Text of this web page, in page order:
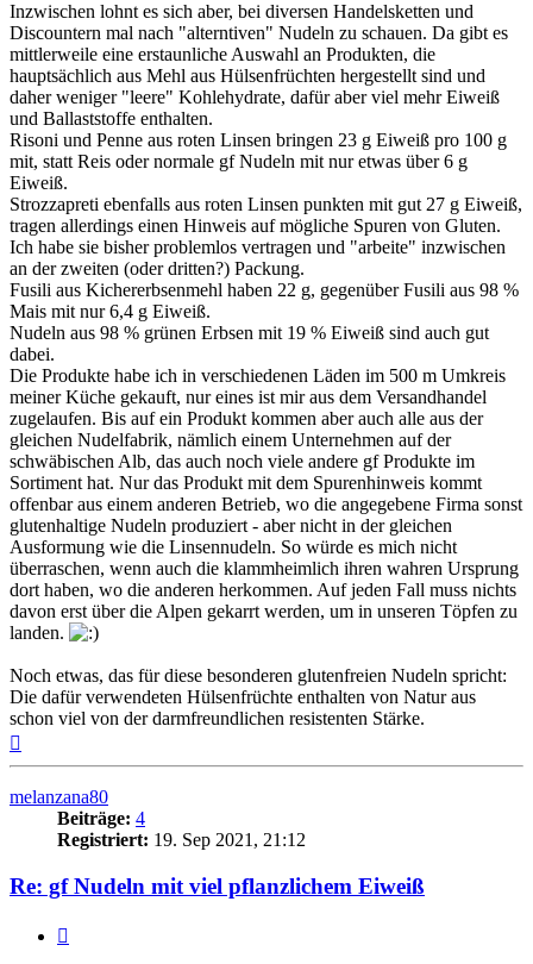
Inzwischen lohnt es sich aber, bei diversen Handelsketten und
Discountern mal nach "alterntiven" Nudeln zu schauen. Da gibt es
mittlerweile eine erstaunliche Auswahl an Produkten, die
hauptsächlich aus Mehl aus Hülsenfrüchten hergestellt sind und
daher weniger "leere" Kohlehydrate, dafür aber viel mehr Eiweiß
und Ballaststoffe enthalten.
Risoni und Penne aus roten Linsen bringen 23 g Eiweiß pro 100 g
mit, statt Reis oder normale gf Nudeln mit nur etwas über 6 g
Eiweiß.
Strozzapreti ebenfalls aus roten Linsen punkten mit gut 27 g Eiweiß,
tragen allerdings einen Hinweis auf mögliche Spuren von Gluten.
Ich habe sie bisher problemlos vertragen und "arbeite" inzwischen
an der zweiten (oder dritten?) Packung.
Fusili aus Kichererbsenmehl haben 22 g, gegenüber Fusili aus 98 %
Mais mit nur 6,4 g Eiweiß.
Nudeln aus 98 % grünen Erbsen mit 19 % Eiweiß sind auch gut
dabei.
Die Produkte habe ich in verschiedenen Läden im 500 m Umkreis
meiner Küche gekauft, nur eines ist mir aus dem Versandhandel
zugelaufen. Bis auf ein Produkt kommen aber auch alle aus der
gleichen Nudelfabrik, nämlich einem Unternehmen auf der
schwäbischen Alb, das auch noch viele andere gf Produkte im
Sortiment hat. Nur das Produkt mit dem Spurenhinweis kommt
offenbar aus einem anderen Betrieb, wo die angegebene Firma sonst
glutenhaltige Nudeln produziert - aber nicht in der gleichen
Ausformung wie die Linsennudeln. So würde es mich nicht
überraschen, wenn auch die klammheimlich ihren wahren Ursprung
dort haben, wo die anderen herkommen. Auf jeden Fall muss nichts
davon erst über die Alpen gekarrt werden, um in unseren Töpfen zu
landen.
Noch etwas, das für diese besonderen glutenfreien Nudeln spricht:
Die dafür verwendeten Hülsenfrüchte enthalten von Natur aus
schon viel von der darmfreundlichen resistenten Stärke.
melanzana80
Beiträge: 4
Registriert: 19. Sep 2021, 21:12
Re: gf Nudeln mit viel pflanzlichem Eiweiß